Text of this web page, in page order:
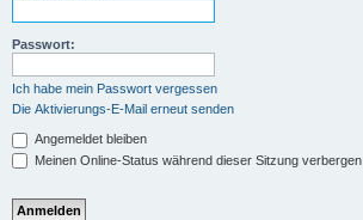
Passwort:
Ich habe mein Passwort vergessen
Die Aktivierungs-E-Mail erneut senden
Angemeldet bleiben
Meinen Online-Status während dieser Sitzung verbergen